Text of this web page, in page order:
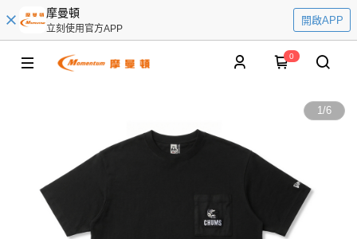
摩曼頓
立刻使用官方APP
開啟APP
0
1/6